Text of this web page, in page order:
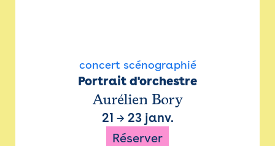
concert scénographié
Portrait d'orchestre
Aurélien Bory
21 → 23 janv.
Réserver